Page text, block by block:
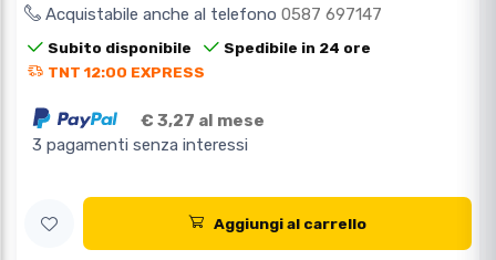
Acquistabile anche al telefono 0587 697147
Subito disponibile
Spedibile in 24 ore
TNT 12:00 EXPRESS
€ 3,27 al mese
3 pagamenti senza interessi
Aggiungi al carrello